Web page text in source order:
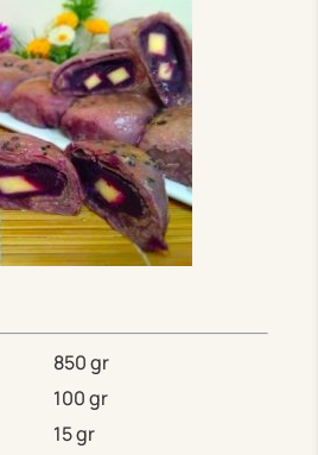
850 gr
100 gr
15 gr